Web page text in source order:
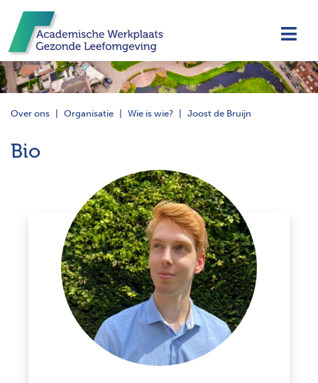
Over ons Organisatie Wie is wie? Joost de Bruijn
Bio